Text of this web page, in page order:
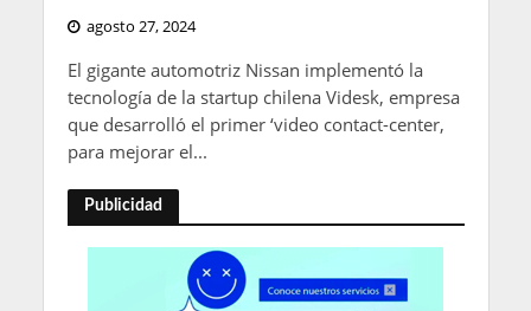
agosto 27, 2024
El gigante automotriz Nissan implementó la
tecnología de la startup chilena Videsk, empresa
que desarrolló el primer ‘video contact-center,
para mejorar el...
Publicidad